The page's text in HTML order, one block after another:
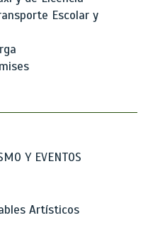
Escolar y
Y EVENTOS
Artísticos